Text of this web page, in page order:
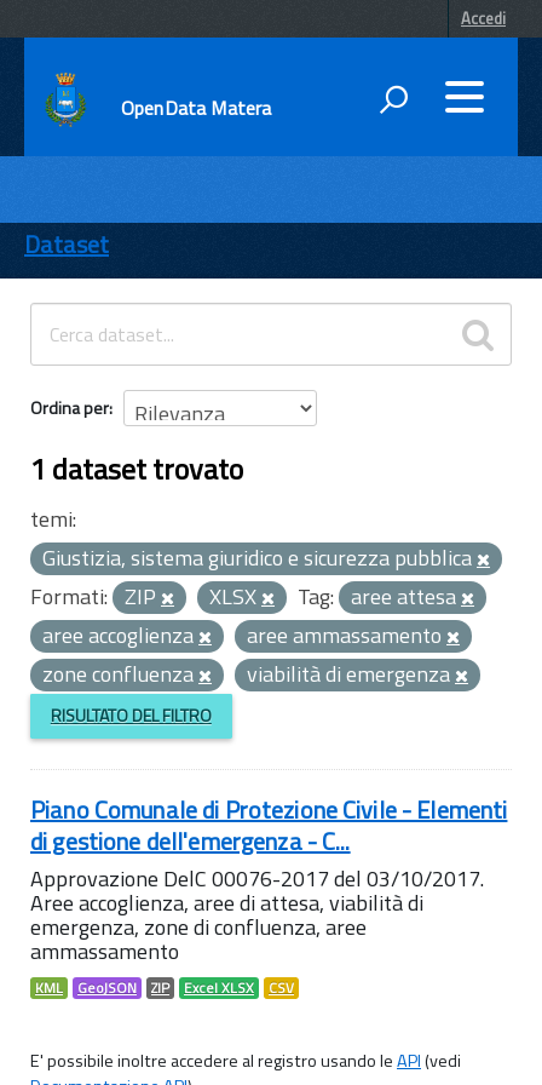
Accedi
OpenData Matera
ENTI
TEMI
INFORMAZIONI
Dataset
Ordina per
1 dataset trovato
temi:
Giustizia, sistema giuridico e sicurezza pubblica
Formati: ZIP XLSX Tag: aree attesa
aree accoglienza
aree ammassamento
zone confluenza
viabilità di emergenza
RISULTATO DEL FILTRO
Piano Comunale di Protezione Civile - Elementi
di gestione dell'emergenza - C...
Approvazione DelC 00076-2017 del 03/10/2017.
Aree accoglienza, aree di attesa, viabilità di
emergenza, zone di confluenza, aree
ammassamento
KML GeoJSON ZIP Excel XLSX CSV
E' possibile inoltre accedere al registro usando leAPI(vedi